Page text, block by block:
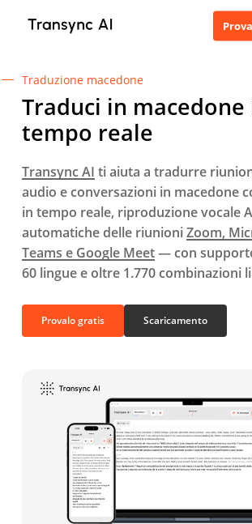
principaleTraduzione macedone
Traduci in macedone
tempo reale
Transync AI ti aiuta a tradurre
audio e conversazioni in macedone
in tempo reale, riproduzione vocale
automatiche delle riunioniZoom,
Teams e Google Meet— con
60 lingue e oltre 1.770 combinazioni
Provalo gratis Scaricamento